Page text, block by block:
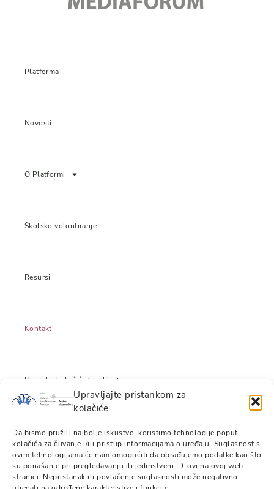
Upravljajte pristankom za
kolačiće
Da bismo pružili najbolje iskustvo, koristimo tehnologije poput
kolačića za čuvanje i/ili pristup informacijama o uređaju. Suglasnost s
ovim tehnologijama će nam omogućiti da obrađujemo podatke kao što
su ponašanje pri pregledavanju ili jedinstveni ID-ovi na ovoj web
stranici. Nepristanak ili povlačenje suglasnosti može negativno
Platforma
Novosti
O Platformi
Školsko volontiranje
Resursi
Kontakt
Uporaba kolačića (cookies)
Izjava o odricanju odgovornosti
Pravila privatnosti